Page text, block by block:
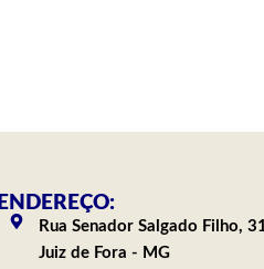
ENDEREÇO:
Rua Senador Salgado Filho,
Juiz de Fora - MG